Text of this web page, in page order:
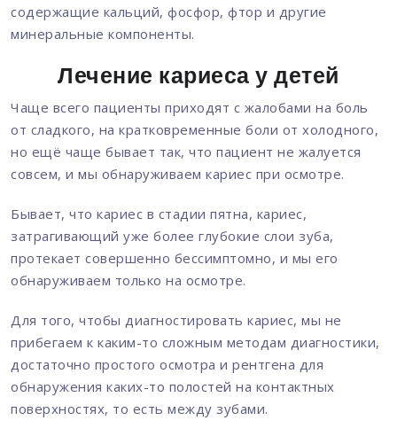
содержащие кальций, фосфор, фтор и другие
минеральные компоненты.
Лечение кариеса у детей
Чаще всего пациенты приходят с жалобами на боль
от сладкого, на кратковременные боли от холодного,
но ещё чаще бывает так, что пациент не жалуется
совсем, и мы обнаруживаем кариес при осмотре.
Бывает, что кариес в стадии пятна, кариес,
затрагивающий уже более глубокие слои зуба,
протекает совершенно бессимптомно, и мы его
обнаруживаем только на осмотре.
Для того, чтобы диагностировать кариес, мы не
прибегаем к каким-то сложным методам диагностики,
достаточно простого осмотра и рентгена для
обнаружения каких-то полостей на контактных
поверхностях, то есть между зубами.